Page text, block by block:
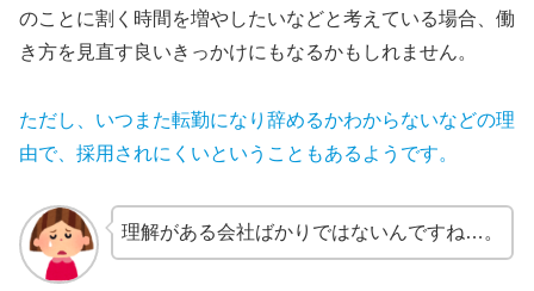
のことに割く時間を増やしたいなどと考えている場合、働
き方を見直す良いきっかけにもなるかもしれません。
ただし、いつまた転勤になり辞めるかわからないなどの理
由で、採用されにくいということもあるようです。
理解がある会社ばかりではないんですね…。